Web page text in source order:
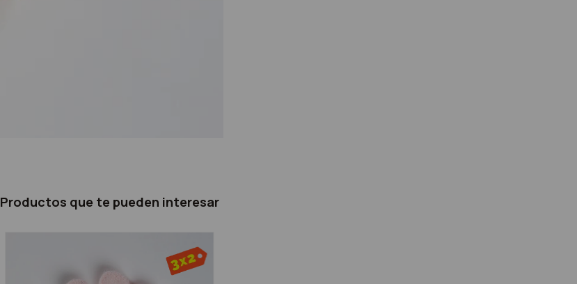
Productos que te pueden interesar